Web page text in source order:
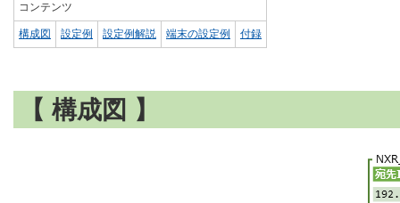
コンテンツ
構成図 設定例 設定例解説 端末の設定例 付録
【 構成図 】